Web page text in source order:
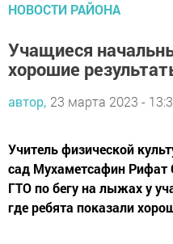
хорошие
автор, 23 марта 2023 - 13:33
сад Мухаметсафин Рифат
ГТО по бегу на лыжах у
где ребята показали